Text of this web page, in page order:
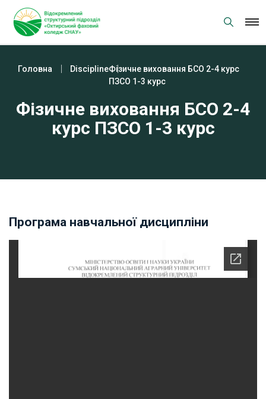
content
Головна DisciplineФізичне виховання БСО 2-4 курс
ПЗСО 1-3 курс
Фізичне виховання БСО 2-4
курс ПЗСО 1-3 курс
Програма навчальної дисципліни